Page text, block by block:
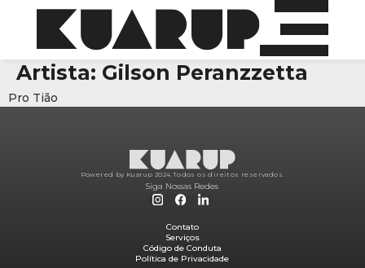
Artista: Gilson Peranzzetta
Pro Tião
Powered by Kuarup 2024. Todos os direitos reservados.
Siga Nossas Redes
Contato
Serviços
Código de Conduta
Política de Privacidade